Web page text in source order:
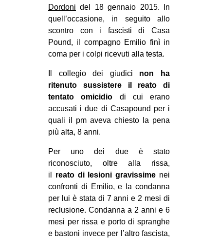
DIRITTO ALL’ABITARE
GENERI
MIGRAZIONI
PRECARIATO
REPRESSIONE
CULTURE
MANIFESTI
MUSICA
RECENSIONI
INTERNAZIONALE
AFRICA
Dordoni del 18 gennaio 2015. In
quell’occasione, in seguito allo
scontro con i fascisti di Casa
Pound, il compagno Emilio finì in
coma per i colpi ricevuti alla testa.
Il collegio dei giudici non ha
ritenuto sussistere il reato di
tentato omicidio di cui erano
accusati i due di Casapound per i
quali il pm aveva chiesto la pena
più alta, 8 anni.
Per uno dei due è stato
riconosciuto, oltre alla rissa,
il
reato di lesioni gravissime nei
confronti di Emilio, e la condanna
per lui è stata di 7 anni e 2 mesi di
reclusione. Condanna a 2 anni e 6
mesi per rissa e porto di spranghe
e bastoni invece per l’altro fascista,